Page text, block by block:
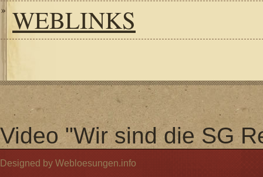
WEBLINKS
Video "Wir sind die SG
Designed by Webloesungen.info